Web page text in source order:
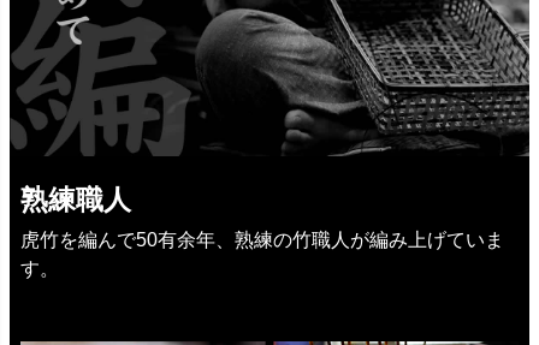
熟練職人
虎竹を編んで50有余年、熟練の竹職人が編み上げていま
す。